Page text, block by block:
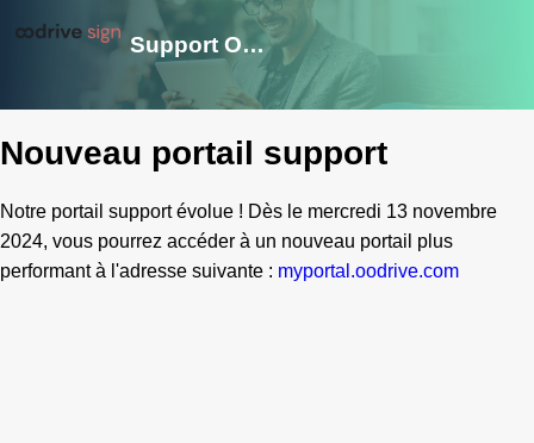
Support Oodrive Sign
Nouveau portail support
Notre portail support évolue ! Dès le mercredi 13 novembre
2024, vous pourrez accéder à un nouveau portail plus
performant à l'adresse suivante : myportal.oodrive.com